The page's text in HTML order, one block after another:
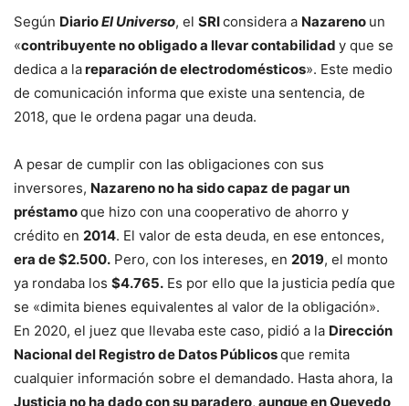
Según DiarioEl Universo, el SRIconsidera a Nazareno un
«contribuyente no obligado a llevar contabilidad y que se
dedica a lareparación de electrodomésticos». Este medio
de comunicación informa que existe una sentencia, de
2018, que le ordena pagar una deuda.
A pesar de cumplir con las obligaciones con sus
inversores, Nazareno no ha sido capaz de pagar un
préstamoque hizo con una cooperativo de ahorro y
crédito en 2014. El valor de esta deuda, en ese entonces,
era de $2.500. Pero, con los intereses, en 2019, el monto
ya rondaba los $4.765. Es por ello que la justicia pedía que
se «dimita bienes equivalentes al valor de la obligación».
En 2020, el juez que llevaba este caso, pidió a la Dirección
Nacional del Registro de Datos Públicosque remita
cualquier información sobre el demandado. Hasta ahora, la
Justicia no ha dado con su paradero, aunque en Quevedo